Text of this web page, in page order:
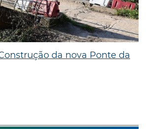
da nova Ponte da